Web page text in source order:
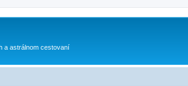
a astrálnom cestovaní